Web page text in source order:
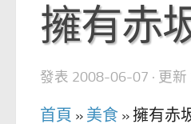
擁有赤
發表 2008-06-07 · 更新
首頁 » 美食 » 擁有赤